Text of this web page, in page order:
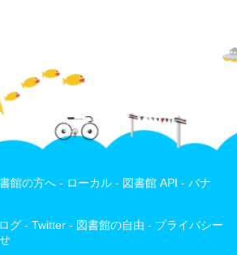
館の方へ - ローカル - 図書館 API - バナ
グ - Twitter - 図書館の自由 - プライバシー